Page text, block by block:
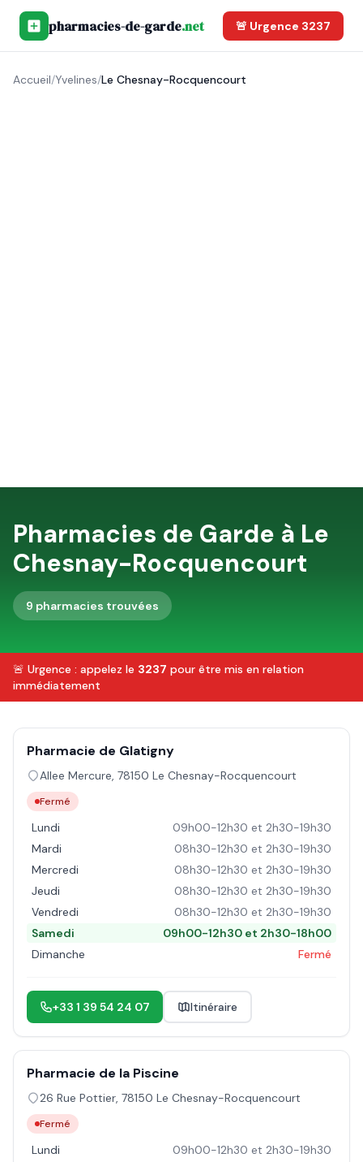
pharmacies-de-garde.net 🚨 Urgence 3237
Accueil/Yvelines/Le Chesnay-Rocquencourt
Pharmacies de Garde à Le
Chesnay-Rocquencourt
9 pharmacies trouvées
🚨 Urgence : appelez le 3237 pour être mis en relation
immédiatement
Pharmacie de Glatigny
Allee Mercure, 78150 Le Chesnay-Rocquencourt
Fermé
Lundi
09h00-12h30 et 2h30-19h30
Mardi
08h30-12h30 et 2h30-19h30
Mercredi
08h30-12h30 et 2h30-19h30
Jeudi
08h30-12h30 et 2h30-19h30
Vendredi
08h30-12h30 et 2h30-19h30
Samedi
09h00-12h30 et 2h30-18h00
Dimanche
Fermé
+33 1 39 54 24 07 Itinéraire
Pharmacie de la Piscine
26 Rue Pottier, 78150 Le Chesnay-Rocquencourt
Fermé
Lundi
09h00-12h30 et 2h30-19h30